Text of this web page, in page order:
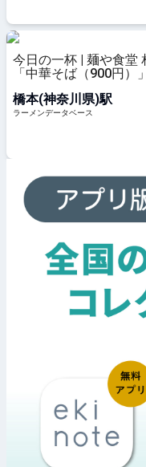
今日の一杯 | 麺や食堂
「中華そば（900円）
橋本(神奈川県)駅
ラーメンデータベース